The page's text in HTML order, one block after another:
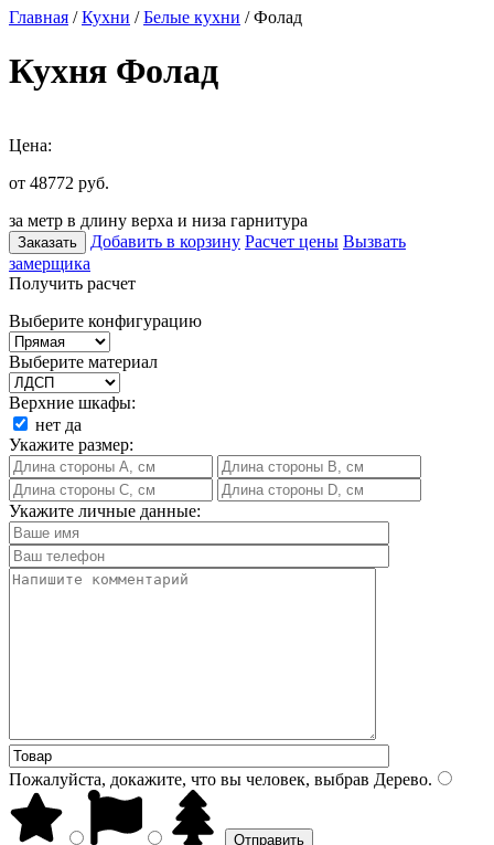
Главная /Кухни /Белые кухни / Фолад
Кухня Фолад
Цена:
от 48772 руб.
за метр в длину верха и низа гарнитура
Заказать Добавить в корзину Расчет цены Вызвать
замерщика
Получить расчет
Выберите конфигурацию
Выберите материал
Верхние шкафы:
нет да
Укажите размер:
Укажите личные данные:
Пожалуйста, докажите, что вы человек, выбрав Дерево.